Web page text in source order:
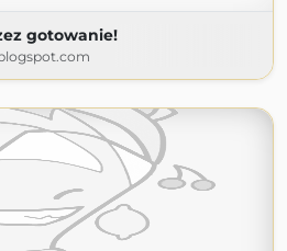
gotowanie!